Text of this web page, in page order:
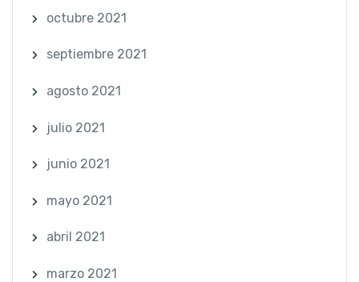
octubre 2021
septiembre 2021
agosto 2021
julio 2021
junio 2021
mayo 2021
abril 2021
marzo 2021